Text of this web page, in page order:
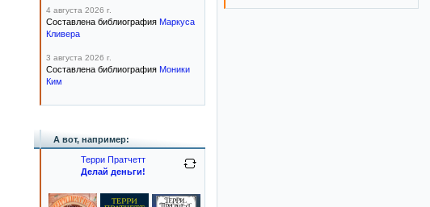
4 августа 2026 г.
Составлена библиография Маркуса
Кливера
3 августа 2026 г.
Составлена библиография Моники
Ким
А вот, например:
Терри Пратчетт
Делай деньги!